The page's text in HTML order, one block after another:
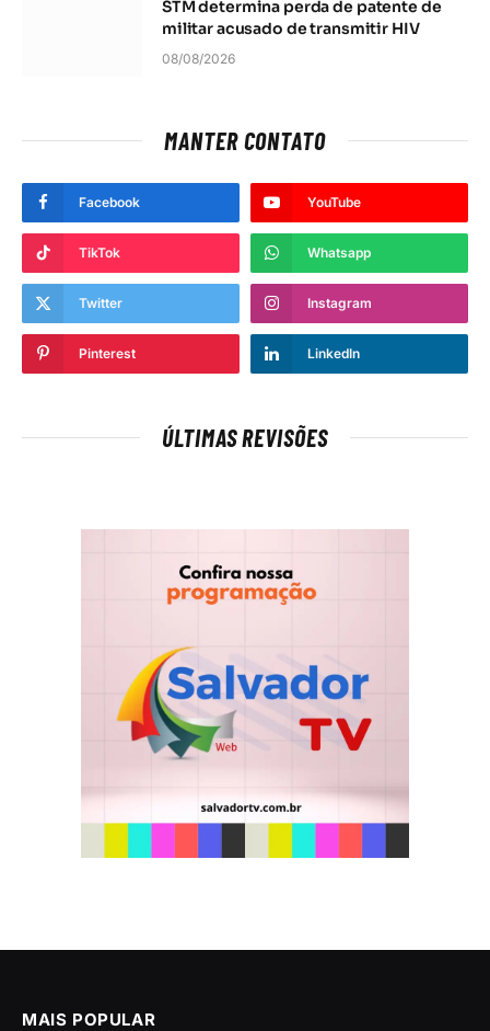
STM determina perda de patente de
militar acusado de transmitir HIV
08/08/2026
MANTER CONTATO
Facebook YouTube
TikTok Whatsapp
Twitter Instagram
Pinterest LinkedIn
ÚLTIMAS REVISÕES
MAIS POPULAR